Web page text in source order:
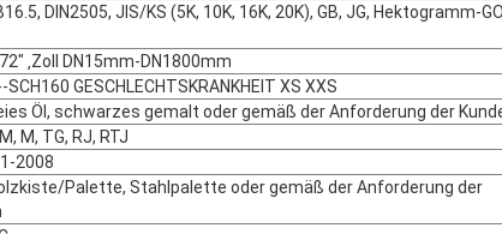
DIN2505, JIS/KS (5K, 10K, 16K, 20K), GB, JG, Hektogramm-
‚Zoll DN15mm-DN1800mm
SCH160 GESCHLECHTSKRANKHEIT XS XXS
Öl, schwarzes gemalt oder gemäß der Anforderung der
M, TG, RJ, RTJ
2008
Palette, Stahlpalette oder gemäß der Anforderung der